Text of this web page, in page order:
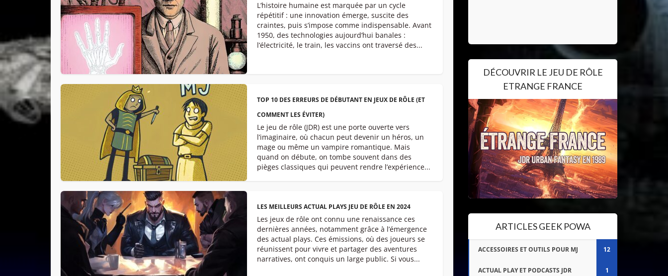
L’histoire humaine est marquée par un cycle
répétitif : une innovation émerge, suscite des
craintes, puis s’impose comme indispensable. Avant
1950, des technologies aujourd’hui banales :
l’électricité, le train, les vaccins ont traversé des...
TOP 10 DES ERREURS DE DÉBUTANT EN JEUX DE RÔLE (ET
COMMENT LES ÉVITER)
Le jeu de rôle (JDR) est une porte ouverte vers
l’imaginaire, où chacun peut devenir un héros, un
mage ou même un vampire romantique. Mais
quand on débute, on tombe souvent dans des
pièges classiques qui peuvent rendre l’expérience...
LES MEILLEURS ACTUAL PLAYS JEU DE RÔLE EN 2024
Les jeux de rôle ont connu une renaissance ces
dernières années, notamment grâce à l’émergence
des actual plays. Ces émissions, où des joueurs se
réunissent pour vivre et partager des aventures
narratives, ont conquis un large public. Si vous...
DÉCOUVRIR LE JEU DE RÔLE
ETRANGE FRANCE
ARTICLES GEEK POWA
ACCESSOIRES ET OUTILS POUR MJ 12
ACTUAL PLAY ET PODCASTS JDR 1